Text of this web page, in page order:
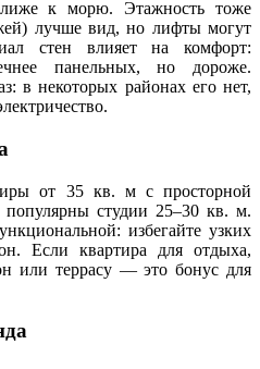
к морю. Этажность тоже
лучше вид, но лифты могут
стен влияет на комфорт:
панельных, но дороже.
в некоторых районах его нет,
от 35 кв. м с просторной
студии 25–30 кв. м.
избегайте узких
Если квартира для отдыха,
или террасу — это бонус для